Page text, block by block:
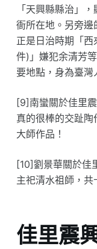
「天興縣縣治」
衙所在地。另旁邊
正是日治時期「
件)」嫌犯余清芳
要地點，身為臺灣
[9]南蠻關於佳里
真的很棒的交趾
大師作品！
[10]劉景華關於佳
主祀清水祖師，共
佳里震